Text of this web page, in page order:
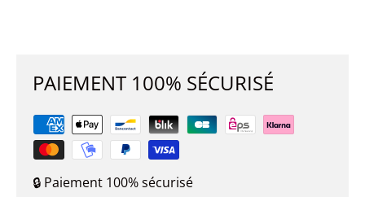
PAIEMENT 100% SÉCURISÉ
🔒 Paiement 100% sécurisé